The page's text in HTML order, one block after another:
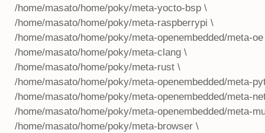
/home/masato/home/poky/meta-yocto-bsp \
/home/masato/home/poky/meta-raspberrypi \
/home/masato/home/poky/meta-openembedded/meta-
/home/masato/home/poky/meta-clang \
/home/masato/home/poky/meta-rust \
/home/masato/home/poky/meta-openembedded/meta-
/home/masato/home/poky/meta-openembedded/meta-
/home/masato/home/poky/meta-openembedded/meta-
/home/masato/home/poky/meta-browser \